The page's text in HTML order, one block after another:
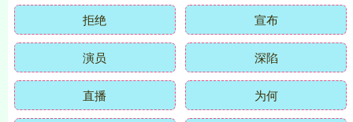
拒绝 宣布
演员 深陷
直播 为何